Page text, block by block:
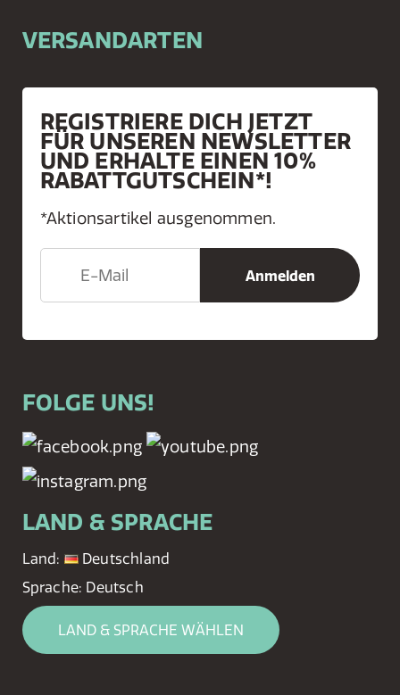
VERSANDARTEN
REGISTRIERE DICH JETZT
FÜR UNSEREN NEWSLETTER
UND ERHALTE EINEN 10%
RABATTGUTSCHEIN*!
*Aktionsartikel ausgenommen.
FOLGE UNS!
LAND & SPRACHE
Land:
Deutschland
Sprache: Deutsch
LAND & SPRACHE WÄHLEN